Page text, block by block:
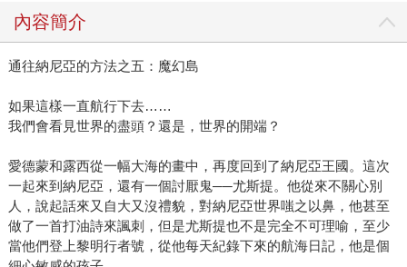
內容簡介
通往納尼亞的方法之五：魔幻島
如果這樣一直航行下去……
我們會看見世界的盡頭？還是，世界的開端？
愛德蒙和露西從一幅大海的畫中，再度回到了納尼亞王國。這次
一起來到納尼亞，還有一個討厭鬼──尤斯提。他從來不關心別
人，說起話來又自大又沒禮貌，對納尼亞世界嗤之以鼻，他甚至
做了一首打油詩來諷刺，但是尤斯提也不是完全不可理喻，至少
當他們登上黎明行者號，從他每天紀錄下來的航海日記，他是個